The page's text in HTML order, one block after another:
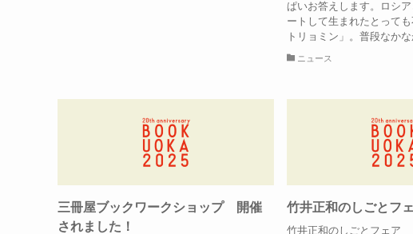
ぱいお答えします。ロシ
ートして生まれたとって
トリョミン」。普段なかな
ニュース
三冊屋ブックワークショップ 開催
されました！
竹井正和のしごとフ
竹井正和のしごとフェア